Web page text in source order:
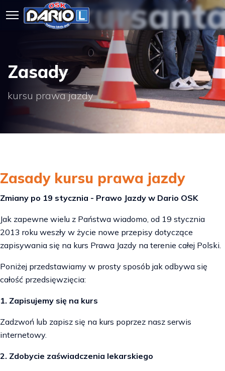
Zasady
kursu prawa jazdy
Zasady kursu prawa jazdy
Zmiany po 19 stycznia - Prawo Jazdy w Dario OSK
Jak zapewne wielu z Państwa wiadomo, od 19 stycznia
2013 roku weszły w życie nowe przepisy dotyczące
zapisywania się na kurs Prawa Jazdy na terenie całej Polski.
Poniżej przedstawiamy w prosty sposób jak odbywa się
całość przedsięwzięcia:
1. Zapisujemy się na kurs
Zadzwoń lub zapisz się na kurs poprzez nasz serwis
internetowy.
2. Zdobycie zaświadczenia lekarskiego